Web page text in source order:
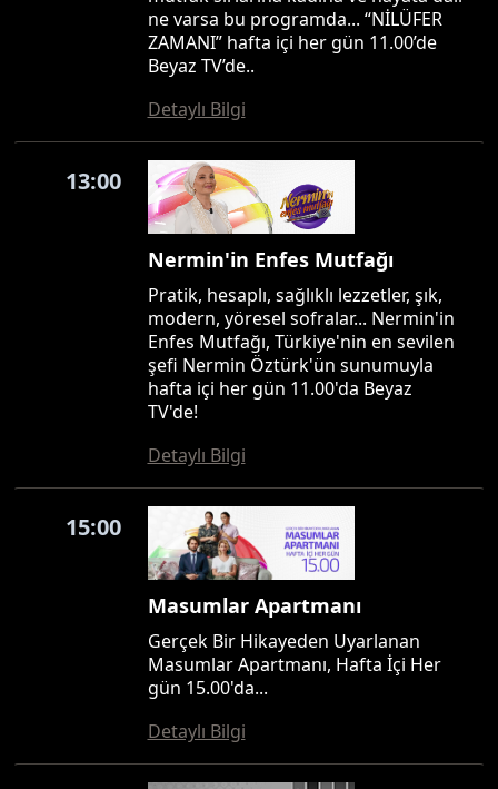
ne varsa bu programda... “NİLÜFER
ZAMANI” hafta içi her gün 11.00’de
Beyaz TV’de..
Detaylı Bilgi
13:00
Nermin'in Enfes Mutfağı
Pratik, hesaplı, sağlıklı lezzetler, şık,
modern, yöresel sofralar... Nermin'in
Enfes Mutfağı, Türkiye'nin en sevilen
şefi Nermin Öztürk'ün sunumuyla
hafta içi her gün 11.00'da Beyaz
TV'de!
Detaylı Bilgi
15:00
Masumlar Apartmanı
Gerçek Bir Hikayeden Uyarlanan
Masumlar Apartmanı, Hafta İçi Her
gün 15.00'da...
Detaylı Bilgi